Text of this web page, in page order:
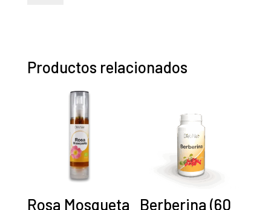
cantidad
Productos relacionados
Rosa Mosqueta
Berberina (60